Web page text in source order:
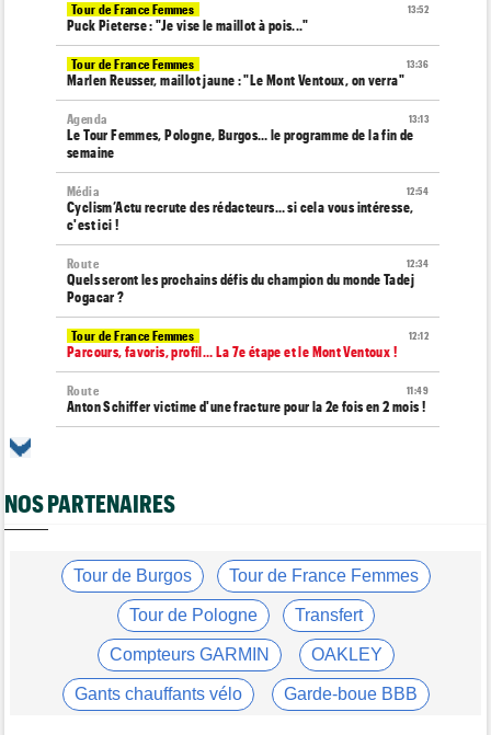
13:52
Tour de France Femmes
Puck Pieterse : "Je vise le maillot à pois..."
13:36
Tour de France Femmes
Marlen Reusser, maillot jaune : "Le Mont Ventoux, on verra"
13:13
Agenda
Le Tour Femmes, Pologne, Burgos… le programme de la fin de
semaine
12:54
Média
Cyclism’Actu recrute des rédacteurs… si cela vous intéresse,
c'est ici !
12:34
Route
Quels seront les prochains défis du champion du monde Tadej
Pogacar ?
12:12
Tour de France Femmes
Parcours, favoris, profil… La 7e étape et le Mont Ventoux !
11:49
Route
Anton Schiffer victime d'une fracture pour la 2e fois en 2 mois !
Tour de France Femmes
10:56
Tour d'Espagne
Le parcours de la 20e étape modifié en raison des éboulements
Web-série : "Course toujours, dans les coulisses de la FDJ
United Series"
10:45
Route
Émilien Jacquelin va effectuer ses débuts sur la Polynormande,
NOS PARTENAIRES
Tour de Burgos Tour de France Femmes
Tour de Pologne Transfert
Compteurs GARMIN OAKLEY
Gants chauffants vélo Garde-boue BBB